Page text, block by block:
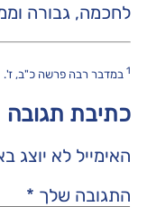
לחכמה, גבורה
1במדבר רבה פרשה כ"ב, ז'.
כתיבת תגובה
האימייל לא יוצג
התגובה שלך *